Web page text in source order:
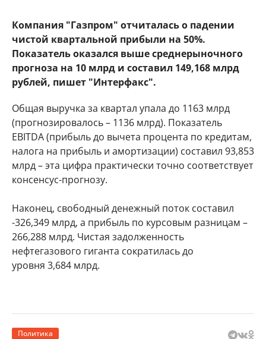
Компания "Газпром" отчиталась о падении
чистой квартальной прибыли на 50%.
Показатель оказался выше среднерыночного
прогноза на 10 млрд и составил 149,168 млрд
рублей, пишет "Интерфакс".
Общая выручка за квартал упала до 1163 млрд
(прогнозировалось – 1136 млрд). Показатель
EBITDA (прибыль до вычета процента по кредитам,
налога на прибыль и амортизации) составил 93,853
млрд – эта цифра практически точно соответствует
консенсус-прогнозу.
Наконец, свободный денежный поток составил
-326,349 млрд, а прибыль по курсовым разницам –
266,288 млрд. Чистая задолженность
нефтегазового гиганта сократилась до
уровня 3,684 млрд.
Политика